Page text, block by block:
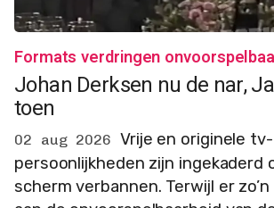
Formats verdringen
Johan Derksen nu de nar,
toen
02 aug 2026 Vrije en originele tv-
persoonlijkheden zijn ingekaderd
scherm verbannen. Terwijl er